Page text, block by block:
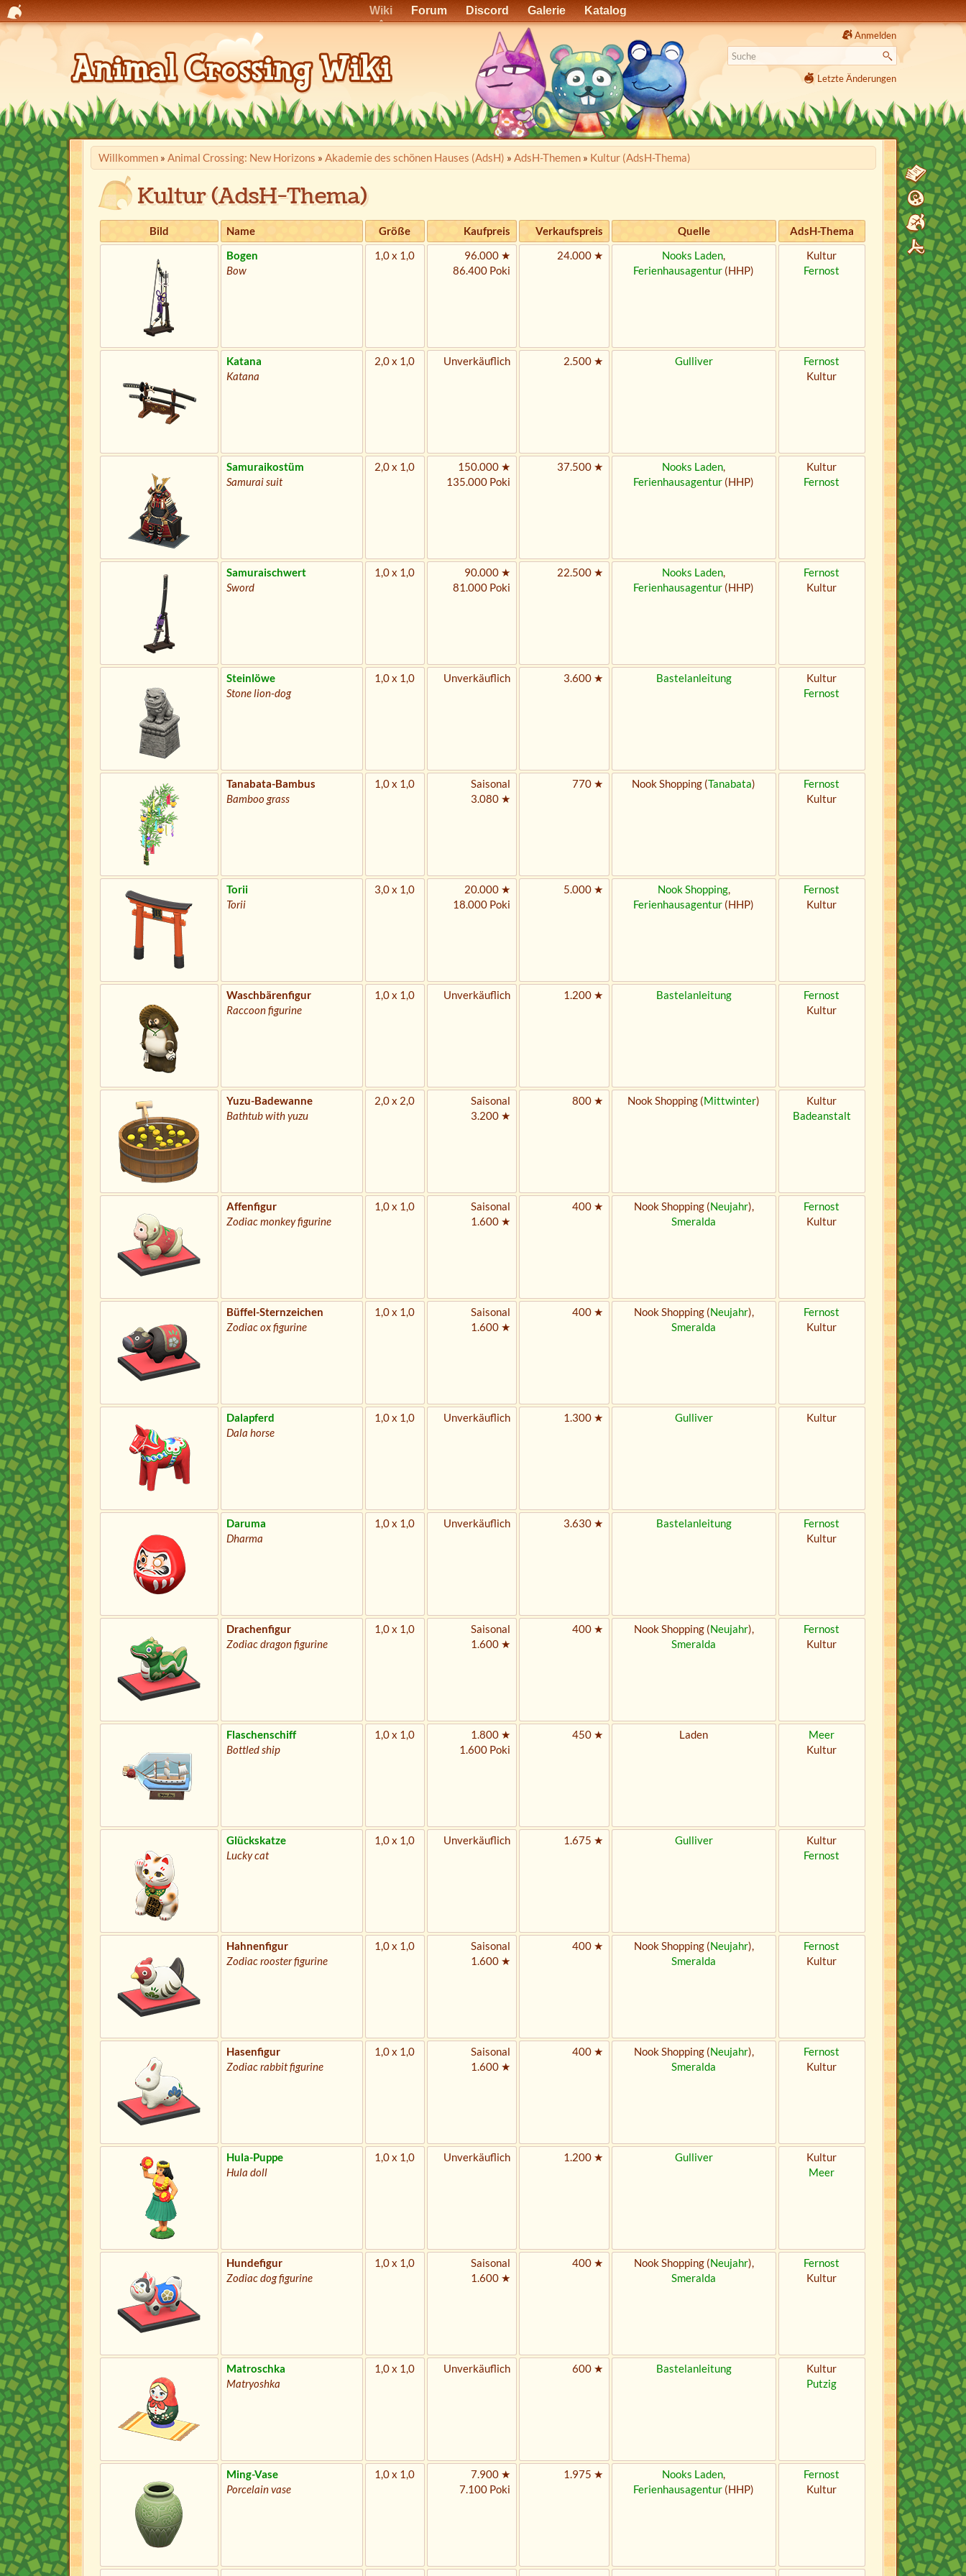
Wiki Forum Discord Galerie Katalog
Anmelden
Letzte Änderungen
Willkommen» Animal Crossing: New Horizons » Akademie des schönen Hauses (AdsH) » AdsH-Themen» Kultur (AdsH-Thema)
Kultur (AdsH-Thema)
Bild Name Größe Kaufpreis Verkaufspreis Quelle
AdsH-Thema
Bogen
Bow
1,0 x 1,0
96.000 ★
86.400 Poki
24.000 ★ Nooks Laden,
Ferienhausagentur (HHP)
Kultur
Fernost
Katana
Katana
2,0 x 1,0 Unverkäuflich 2.500 ★ Gulliver
Fernost
Kultur
Samuraikostüm
Samurai suit
2,0 x 1,0
150.000 ★
135.000 Poki
37.500 ★ Nooks Laden,
Ferienhausagentur (HHP)
Kultur
Fernost
Samuraischwert
Sword
1,0 x 1,0
90.000 ★
81.000 Poki
22.500 ★ Nooks Laden,
Ferienhausagentur (HHP)
Fernost
Kultur
Steinlöwe
Stone lion-dog
1,0 x 1,0 Unverkäuflich 3.600 ★ Bastelanleitung
Kultur
Fernost
Tanabata-Bambus
Bamboo grass
1,0 x 1,0
Saisonal
3.080 ★
770 ★ Nook Shopping (Tanabata)
Fernost
Kultur
Torii
Torii
3,0 x 1,0
20.000 ★
18.000 Poki
5.000 ★ Nook Shopping,
Ferienhausagentur (HHP)
Fernost
Kultur
Waschbärenfigur
Raccoon figurine
1,0 x 1,0 Unverkäuflich 1.200 ★ Bastelanleitung
Fernost
Kultur
Yuzu-Badewanne
Bathtub with yuzu
2,0 x 2,0
Saisonal
3.200 ★
800 ★ Nook Shopping (Mittwinter)
Kultur
Badeanstalt
Affenfigur
Zodiac monkey figurine
1,0 x 1,0
Saisonal
1.600 ★
400 ★ Nook Shopping (Neujahr),
Smeralda
Fernost
Kultur
Büffel-Sternzeichen
Zodiac ox figurine
1,0 x 1,0
Saisonal
1.600 ★
400 ★ Nook Shopping (Neujahr),
Smeralda
Fernost
Kultur
Dalapferd
Dala horse
1,0 x 1,0 Unverkäuflich 1.300 ★ Gulliver Kultur
Daruma
Dharma
1,0 x 1,0 Unverkäuflich 3.630 ★ Bastelanleitung
Fernost
Kultur
Drachenfigur
Zodiac dragon figurine
1,0 x 1,0
Saisonal
1.600 ★
400 ★ Nook Shopping (Neujahr),
Smeralda
Fernost
Kultur
Flaschenschiff
Bottled ship
1,0 x 1,0
1.800 ★
1.600 Poki
450 ★ Laden
Meer
Kultur
Glückskatze
Lucky cat
1,0 x 1,0 Unverkäuflich 1.675 ★ Gulliver
Kultur
Fernost
Hahnenfigur
Zodiac rooster figurine
1,0 x 1,0
Saisonal
1.600 ★
400 ★ Nook Shopping (Neujahr),
Smeralda
Fernost
Kultur
Hasenfigur
Zodiac rabbit figurine
1,0 x 1,0
Saisonal
1.600 ★
400 ★ Nook Shopping (Neujahr),
Smeralda
Fernost
Kultur
Hula-Puppe
Hula doll
1,0 x 1,0 Unverkäuflich 1.200 ★ Gulliver
Kultur
Meer
Hundefigur
Zodiac dog figurine
1,0 x 1,0
Saisonal
1.600 ★
400 ★ Nook Shopping (Neujahr),
Smeralda
Fernost
Kultur
Matroschka
Matryoshka
1,0 x 1,0 Unverkäuflich 600 ★ Bastelanleitung
Kultur
Putzig
Ming-Vase
Porcelain vase
1,0 x 1,0
7.900 ★
7.100 Poki
1.975 ★ Nooks Laden,
Ferienhausagentur (HHP)
Fernost
Kultur